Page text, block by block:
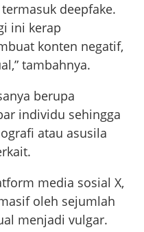
deepfake.
ini kerap
konten negatif,
tambahnya.
berupa
individu sehingga
atau asusila
media sosial X,
oleh sejumlah
menjadi vulgar.